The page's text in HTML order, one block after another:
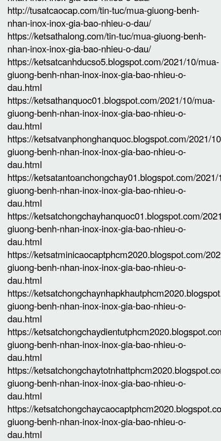
http://tusatcaocap.com/tin-tuc/mua-giuong-benh-
nhan-inox-inox-gia-bao-nhieu-o-dau/
https://ketsathalong.com/tin-tuc/mua-giuong-benh-
nhan-inox-inox-gia-bao-nhieu-o-dau/
https://ketsatcanhducso5.blogspot.com/2021/10/mua-
giuong-benh-nhan-inox-inox-gia-bao-nhieu-o-
dau.html
https://ketsathanquoc01.blogspot.com/2021/10/mua-
giuong-benh-nhan-inox-inox-gia-bao-nhieu-o-
dau.html
https://ketsatvanphonghanquoc.blogspot.com/2021/
giuong-benh-nhan-inox-inox-gia-bao-nhieu-o-
dau.html
https://ketsatantoanchongchay01.blogspot.com/
giuong-benh-nhan-inox-inox-gia-bao-nhieu-o-
dau.html
https://ketsatchongchayhanquoc01.blogspot.com/
giuong-benh-nhan-inox-inox-gia-bao-nhieu-o-
dau.html
https://ketsatminicaocaptphcm2020.blogspot.com/
giuong-benh-nhan-inox-inox-gia-bao-nhieu-o-
dau.html
https://
giuong-benh-nhan-inox-inox-gia-bao-nhieu-o-
dau.html
https://
giuong-benh-nhan-inox-inox-gia-bao-nhieu-o-
dau.html
https://
giuong-benh-nhan-inox-inox-gia-bao-nhieu-o-
dau.html
https://
giuong-benh-nhan-inox-inox-gia-bao-nhieu-o-
dau.html